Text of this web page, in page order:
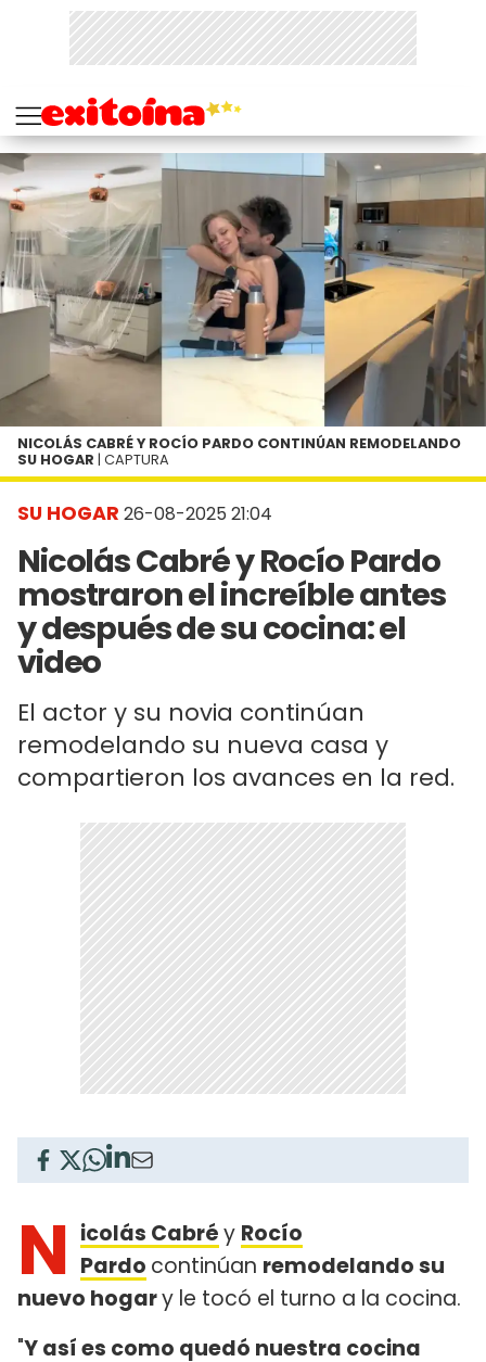
SU HOGAR 26-08-2025 21:04
Nicolás Cabré y Rocío Pardo
mostraron el increíble antes
y después de su cocina: el
video
El actor y su novia continúan
remodelando su nueva casa y
compartieron los avances en la red.
NICOLÁS CABRÉ Y ROCÍO PARDO CONTINÚAN REMODELANDO
SU HOGAR | CAPTURA
N icolás Cabréy Rocío
Pardo continúan remodelando su
nuevo hogary le tocó el turno a la cocina.
"Y así es como quedó nuestra cocina